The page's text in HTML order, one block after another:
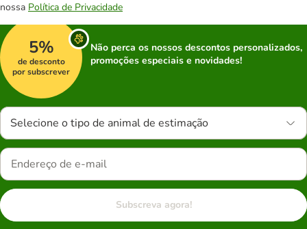
nossa Política de Privacidade
5%
de desconto
por subscrever
Não perca os nossos descontos personalizados,
promoções especiais e novidades!
Selecione o tipo de animal de estimação
Subscreva agora!